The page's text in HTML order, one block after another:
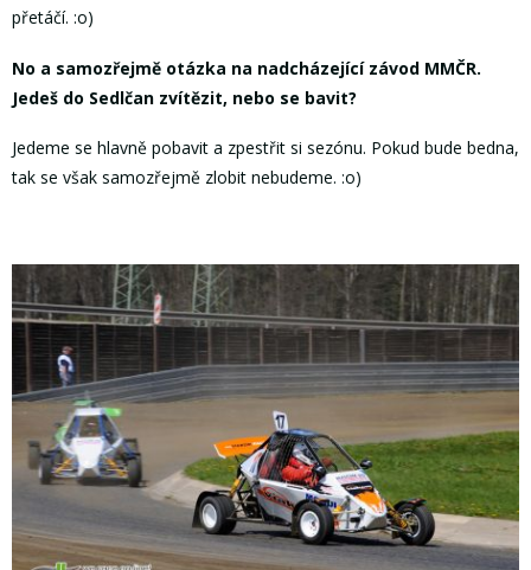
přetáčí. :o)
No a samozřejmě otázka na nadcházející závod MMČR.
Jedeš do Sedlčan zvítězit, nebo se bavit?
Jedeme se hlavně pobavit a zpestřit si sezónu. Pokud bude bedna,
tak se však samozřejmě zlobit nebudeme. :o)